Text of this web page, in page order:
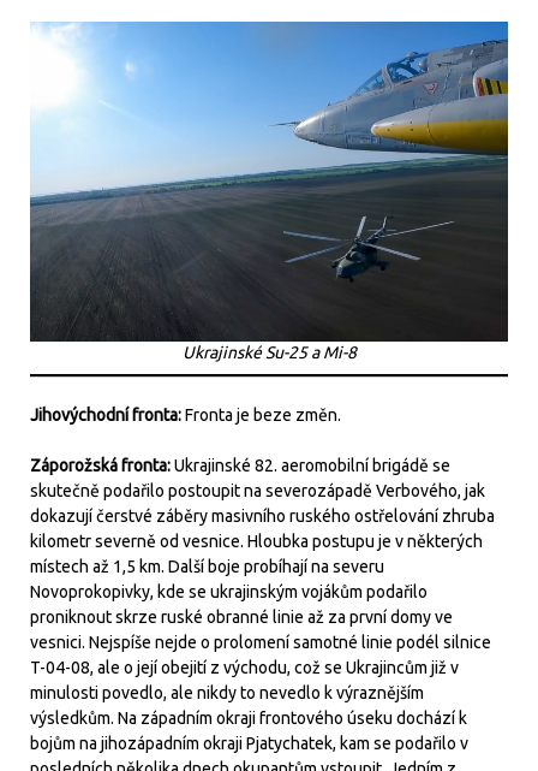
Ukrajinské Su-25 a Mi-8
Jihovýchodní fronta:Fronta je beze změn.
Záporožská fronta:Ukrajinské 82. aeromobilní brigádě se
skutečně podařilo postoupit na severozápadě Verbového, jak
dokazují čerstvé záběry masivního ruského ostřelování zhruba
kilometr severně od vesnice. Hloubka postupu je v některých
místech až 1,5 km. Další boje probíhají na severu
Novoprokopivky, kde se ukrajinským vojákům podařilo
proniknout skrze ruské obranné linie až za první domy ve
vesnici. Nejspíše nejde o prolomení samotné linie podél silnice
T-04-08, ale o její obejití z východu, což se Ukrajincům již v
minulosti povedlo, ale nikdy to nevedlo k výraznějším
výsledkům. Na západním okraji frontového úseku dochází k
bojům na jihozápadním okraji Pjatychatek, kam se podařilo v